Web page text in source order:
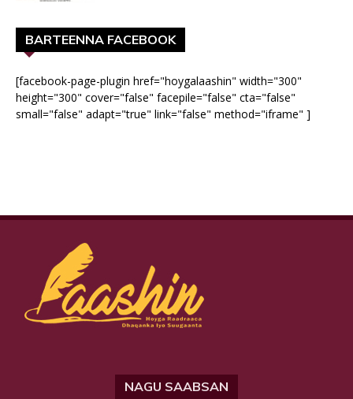
BARTEENNA FACEBOOK
[facebook-page-plugin href="hoygalaashin" width="300"
height="300" cover="false" facepile="false" cta="false"
small="false" adapt="true" link="false" method="iframe" ]
NAGU SAABSAN